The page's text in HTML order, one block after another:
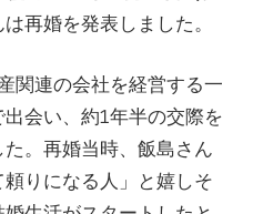
再婚を発表しました。
関連の会社を経営する一
会い、約1年半の交際を
。再婚当時、飯島さん
りになる人」と嬉しそ